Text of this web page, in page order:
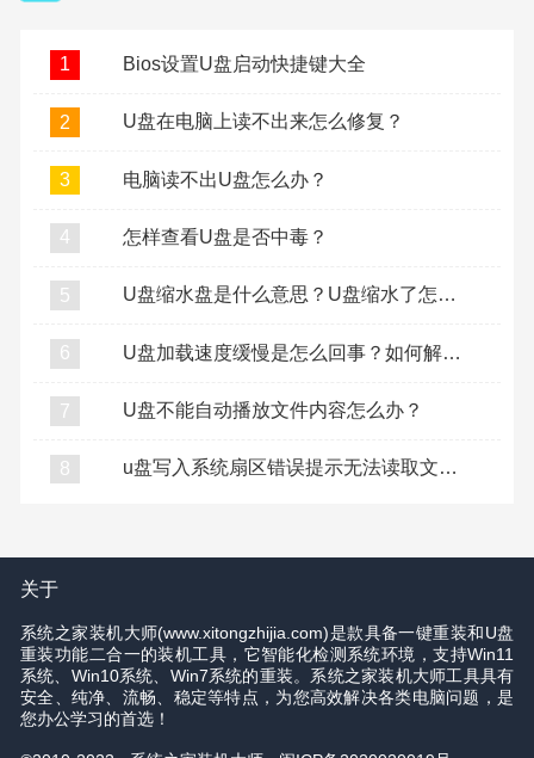
1 Bios设置U盘启动快捷键大全
2 U盘在电脑上读不出来怎么修复？
3 电脑读不出U盘怎么办？
4 怎样查看U盘是否中毒？
5 U盘缩水盘是什么意思？U盘缩水了怎么复原？
6 U盘加载速度缓慢是怎么回事？如何解决U盘加载缓慢？
7 U盘不能自动播放文件内容怎么办？
8 u盘写入系统扇区错误提示无法读取文件怎么办？
关于
系统之家装机大师(www.xitongzhijia.com)是款具备一键重装和U盘
重装功能二合一的装机工具，它智能化检测系统环境，支持Win11
系统、Win10系统、Win7系统的重装。系统之家装机大师工具具有
安全、纯净、流畅、稳定等特点，为您高效解决各类电脑问题，是
您办公学习的首选！